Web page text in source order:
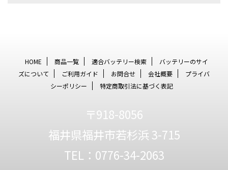
HOME 商品一覧 適合バッテリー検索
バッテリーのサイ
ズについて
ご利用ガイド お問合せ 会社概要
プライバ
シーポリシー
特定商取引法に基づく表記
〒918-8056
福井県福井市若杉浜 3-715
TEL：0776-34-2063